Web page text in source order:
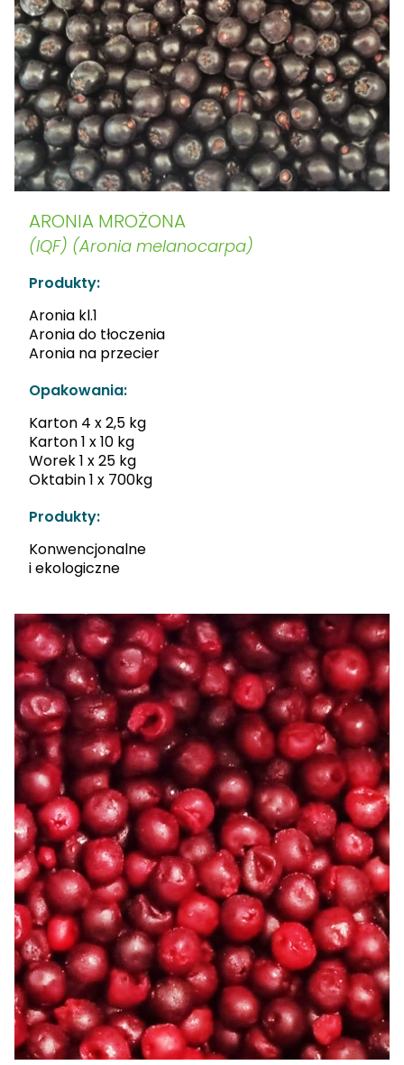
ARONIA MROŻONA
(IQF) (Aronia melanocarpa)
Produkty:
Aronia kl.1
Aronia do tłoczenia
Aronia na przecier
Opakowania:
Karton 4 x 2,5 kg
Karton 1 x 10 kg
Worek 1 x 25 kg
Oktabin 1 x 700kg
Produkty:
Konwencjonalne
i ekologiczne